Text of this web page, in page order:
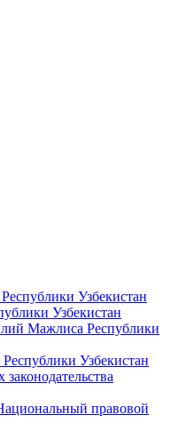
Узбекистан
Узбекистан
Мажлиса Республики
Узбекистан
правовой